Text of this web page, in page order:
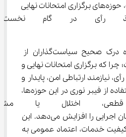
پرورش و شرکت مخابرات، حوزه‌های برگزاری امتحانات نهایی
اخذ رأی در گام
این تصمیم نشان‌دهنده درک صحیح سیاست‌گذاران از
که برگزاری امتحانات نهایی و
نیازمند ارتباطی امن، پایدار و
بدون اختلال هستند. استفاده از فیبر نوری در این حوزه‌ها،
قطعی، اختلال یا
می‌رساند و ضریب اطمینان اجرایی را افزایش می‌دهد. این
کیفیت خدمات، اعتماد عمومی به